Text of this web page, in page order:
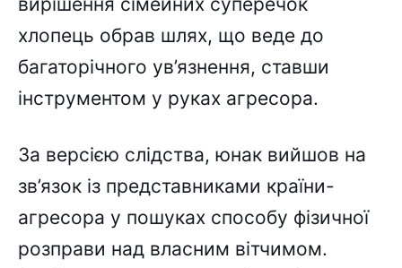
хлопець обрав шлях, що веде до
багаторічного ув’язнення, ставши
інструментом у руках агресора.
За версією слідства, юнак вийшов на
зв’язок із представниками країни-
агресора у пошуках способу фізичної
розправи над власним вітчимом.